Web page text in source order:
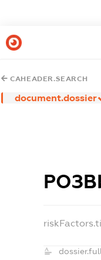
CAHEADER.SEARCH
document.dossier